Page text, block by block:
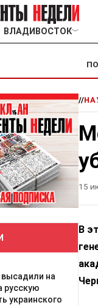
ВЛАДИВОСТОК﹀
высадили на
русскую
украинского
//
15
В